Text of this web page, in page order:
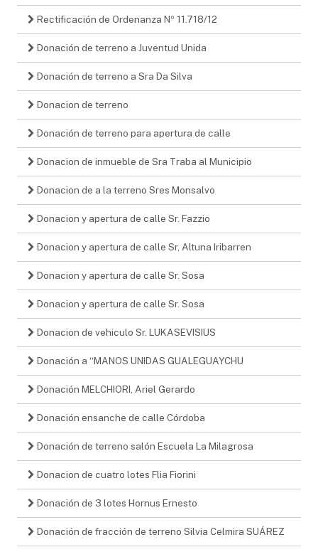
Rectificación de Ordenanza Nº 11.718/12
Donación de terreno a Juventud Unida
Donación de terreno a Sra Da Silva
Donacion de terreno
Donación de terreno para apertura de calle
Donacion de inmueble de Sra Traba al Municipio
Donacion de a la terreno Sres Monsalvo
Donacion y apertura de calle Sr. Fazzio
Donacion y apertura de calle Sr, Altuna Iribarren
Donacion y apertura de calle Sr. Sosa
Donacion y apertura de calle Sr. Sosa
Donacion de vehiculo Sr. LUKASEVISIUS
Donación a “MANOS UNIDAS GUALEGUAYCHU
Donación MELCHIORI, Ariel Gerardo
Donación ensanche de calle Córdoba
Donación de terreno salón Escuela La Milagrosa
Donacion de cuatro lotes Flia Fiorini
Donación de 3 lotes Hornus Ernesto
Donación de fracción de terreno Silvia Celmira SUÁREZ